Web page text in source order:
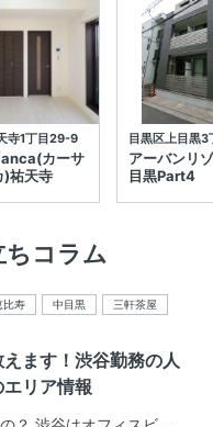
寺1丁目29-9
カーサ
)祐天寺
目黒区上目黒3
アーバンリ
目黒Part4
ちコラム
比寿 中目黒
三軒茶屋
ます！渋谷勤務の人
リア情報